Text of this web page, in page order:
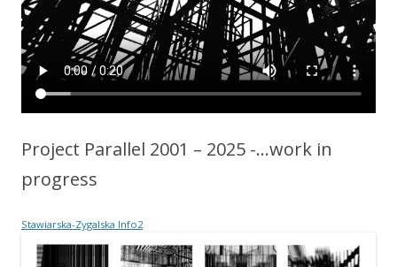
Project Parallel 2001 – 2025 -…work in
progress
Stawiarska-Zygalska Info2